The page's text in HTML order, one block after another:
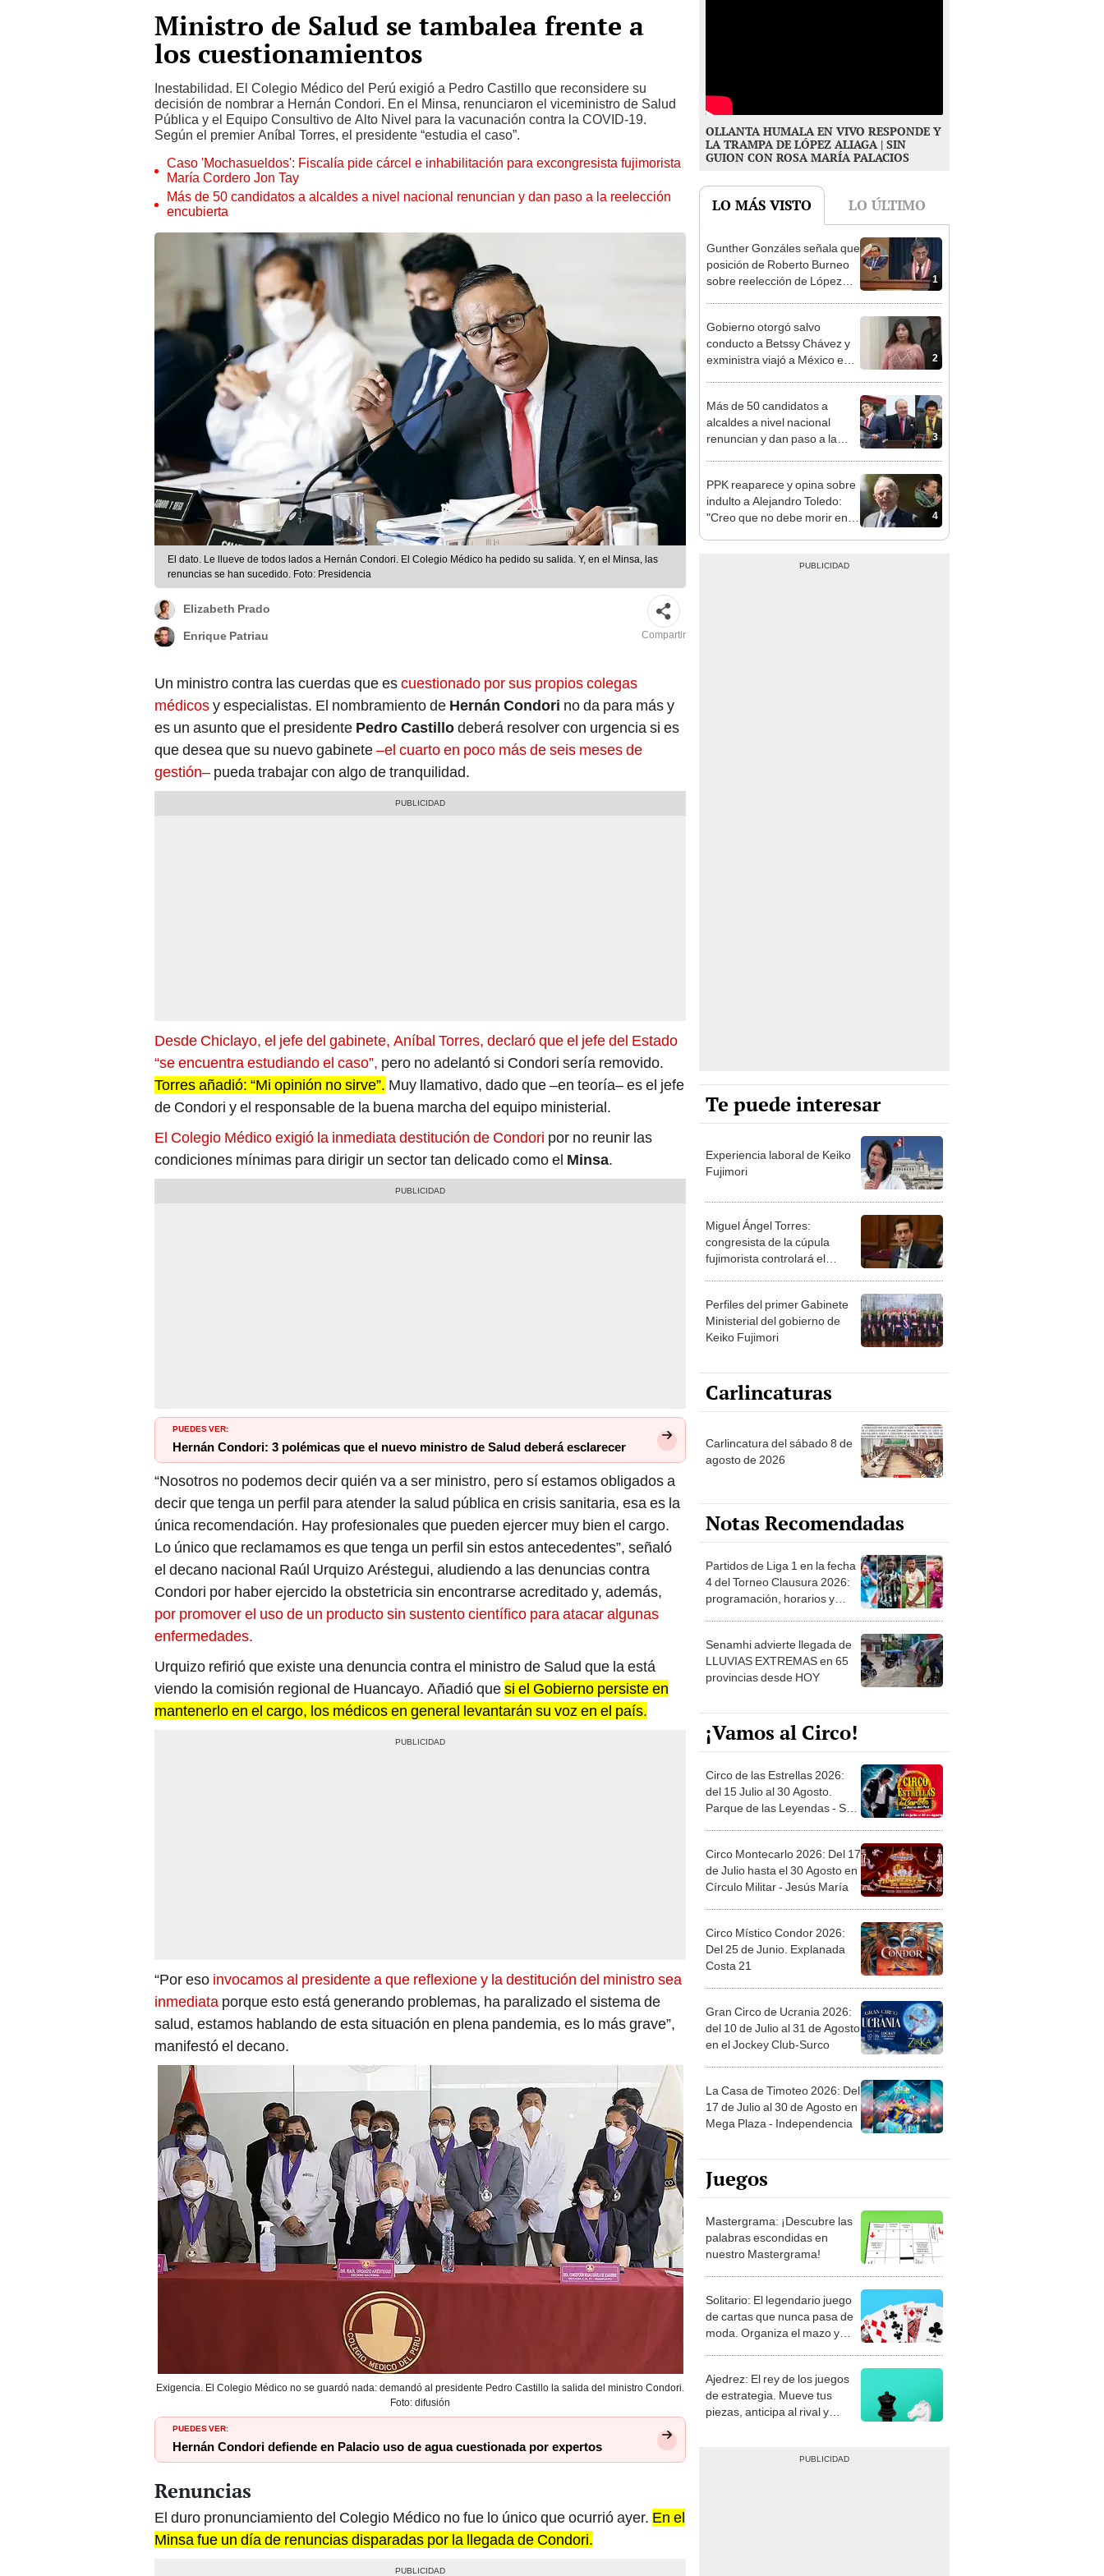
Ministro de Salud se tambalea frente a
los cuestionamientos
Inestabilidad. El Colegio Médico del Perú exigió a Pedro Castillo que reconsidere su
decisión de nombrar a Hernán Condori. En el Minsa, renunciaron el viceministro de Salud
Pública y el Equipo Consultivo de Alto Nivel para la vacunación contra la COVID-19.
Según el premier Aníbal Torres, el presidente “estudia el caso”.
Caso 'Mochasueldos': Fiscalía pide cárcel e inhabilitación para excongresista fujimorista
María Cordero Jon Tay
Más de 50 candidatos a alcaldes a nivel nacional renuncian y dan paso a la reelección
encubierta
El dato. Le llueve de todos lados a Hernán Condori. El Colegio Médico ha pedido su salida. Y, en el Minsa, las
renuncias se han sucedido. Foto: Presidencia
Elizabeth Prado
Enrique Patriau Compartir
Un ministro contra las cuerdas que escuestionado por sus propios colegas
médicosy especialistas. El nombramiento de Hernán Condori no da para más y
es un asunto que el presidente Pedro Castillodeberá resolver con urgencia si es
que desea que su nuevo gabinete–el cuarto en poco más de seis meses de
gestión– pueda trabajar con algo de tranquilidad.
Desde Chiclayo, el jefe del gabinete, Aníbal Torres, declaró que el jefe del Estado
“se encuentra estudiando el caso”, pero no adelantó si Condori sería removido.
Torres añadió: “Mi opinión no sirve”. Muy llamativo, dado que –en teoría– es el jefe
de Condori y el responsable de la buena marcha del equipo ministerial.
El Colegio Médico exigió la inmediata destitución de Condori por no reunir las
condiciones mínimas para dirigir un sector tan delicado como el Minsa.
PUEDES VER:
Hernán Condori: 3 polémicas que el nuevo ministro de Salud deberá esclarecer
“Nosotros no podemos decir quién va a ser ministro, pero sí estamos obligados a
decir que tenga un perfil para atender la salud pública en crisis sanitaria, esa es la
única recomendación. Hay profesionales que pueden ejercer muy bien el cargo.
Lo único que reclamamos es que tenga un perfil sin estos antecedentes”, señaló
el decano nacional Raúl Urquizo Aréstegui, aludiendo a las denuncias contra
Condori por haber ejercido la obstetricia sin encontrarse acreditado y, además,
por promover el uso de un producto sin sustento científico para atacar algunas
enfermedades.
Urquizo refirió que existe una denuncia contra el ministro de Salud que la está
viendo la comisión regional de Huancayo. Añadió quesi el Gobierno persiste en
mantenerlo en el cargo, los médicos en general levantarán su voz en el país.
“Por eso invocamos al presidente a que reflexione y la destitución del ministro sea
inmediata porque esto está generando problemas, ha paralizado el sistema de
salud, estamos hablando de esta situación en plena pandemia, es lo más grave”,
manifestó el decano.
Exigencia. El Colegio Médico no se guardó nada: demandó al presidente Pedro Castillo la salida del ministro Condori.
Foto: difusión
PUEDES VER:
Hernán Condori defiende en Palacio uso de agua cuestionada por expertos
Renuncias
El duro pronunciamiento del Colegio Médico no fue lo único que ocurrió ayer. En el
Minsa fue un día de renuncias disparadas por la llegada de Condori.
OLLANTA HUMALA EN VIVO RESPONDE Y
LA TRAMPA DE LÓPEZ ALIAGA | SIN
GUION CON ROSA MARÍA PALACIOS
LO MÁS VISTO LO ÚLTIMO
1
Gunther Gonzáles señala que
posición de Roberto Burneo
sobre reelección de López
2
Gobierno otorgó salvo
conducto a Betssy Chávez y
exministra viajó a México en
3
Más de 50 candidatos a
alcaldes a nivel nacional
renuncian y dan paso a la
4
PPK reaparece y opina sobre
indulto a Alejandro Toledo:
"Creo que no debe morir en la
Te puede interesar
Experiencia laboral de Keiko
Fujimori
Miguel Ángel Torres:
congresista de la cúpula
fujimorista controlará el
Perfiles del primer Gabinete
Ministerial del gobierno de
Keiko Fujimori
Carlincaturas
Carlincatura del sábado 8 de
agosto de 2026
Notas Recomendadas
Partidos de Liga 1 en la fecha
4 del Torneo Clausura 2026:
programación, horarios y
Senamhi advierte llegada de
LLUVIAS EXTREMAS en 65
provincias desde HOY
¡Vamos al Circo!
Circo de las Estrellas 2026:
del 15 Julio al 30 Agosto.
Parque de las Leyendas - San
Circo Montecarlo 2026: Del 17
de Julio hasta el 30 Agosto en
Círculo Militar - Jesús María
Circo Místico Condor 2026:
Del 25 de Junio. Explanada
Costa 21
Gran Circo de Ucrania 2026:
del 10 de Julio al 31 de Agosto
en el Jockey Club-Surco
La Casa de Timoteo 2026: Del
17 de Julio al 30 de Agosto en
Mega Plaza - Independencia
Juegos
Mastergrama: ¡Descubre las
palabras escondidas en
nuestro Mastergrama!
Solitario: El legendario juego
de cartas que nunca pasa de
moda. Organiza el mazo y
Ajedrez: El rey de los juegos
de estrategia. Mueve tus
piezas, anticipa al rival y